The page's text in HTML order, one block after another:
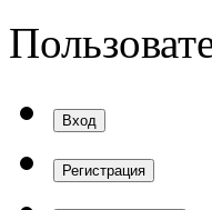
Вход
Регистрация